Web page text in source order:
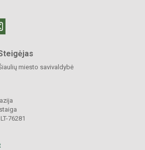
miesto savivaldybė
76281